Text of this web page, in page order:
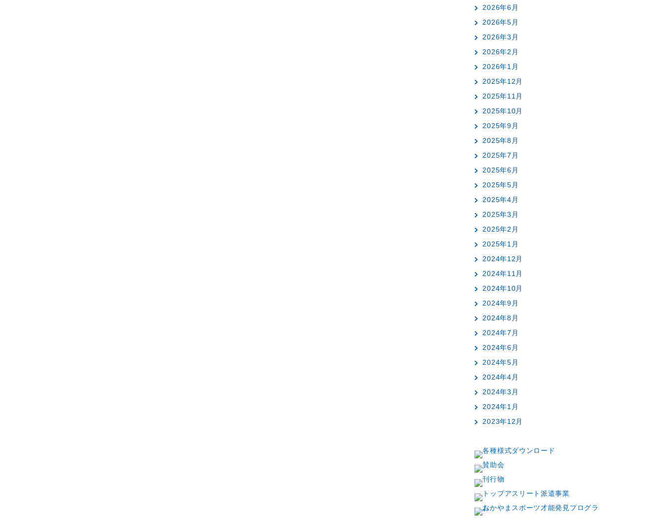
2026年6月
2026年5月
2026年3月
2026年2月
2026年1月
2025年12月
2025年11月
2025年10月
2025年9月
2025年8月
2025年7月
2025年6月
2025年5月
2025年4月
2025年3月
2025年2月
2025年1月
2024年12月
2024年11月
2024年10月
2024年9月
2024年8月
2024年7月
2024年6月
2024年5月
2024年4月
2024年3月
2024年1月
2023年12月